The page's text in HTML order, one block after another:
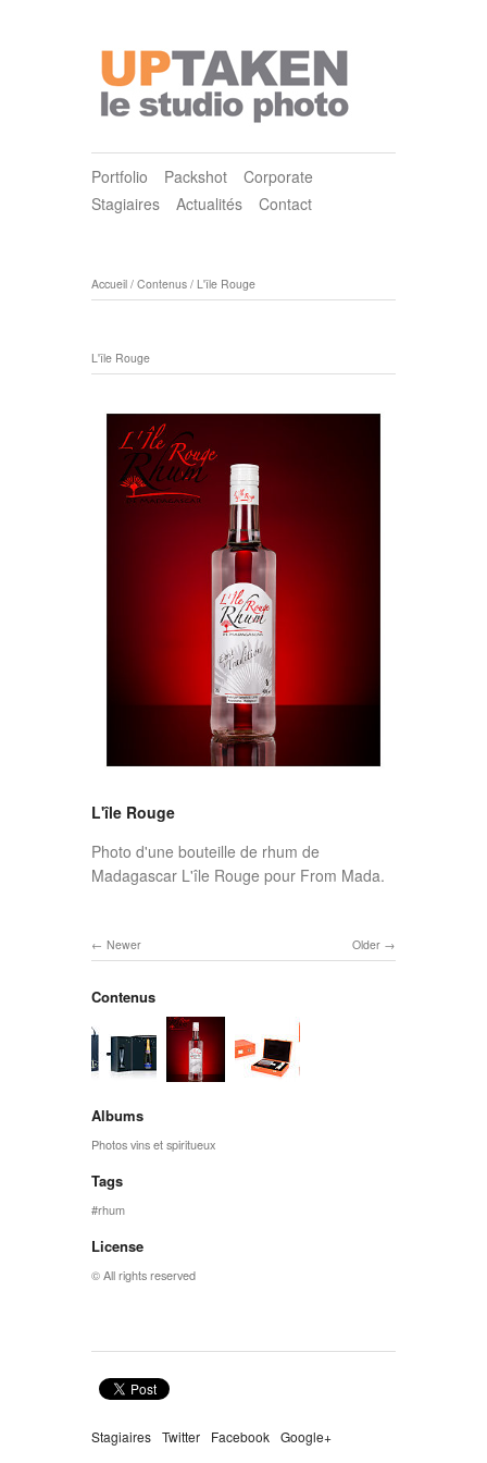
Portfolio Packshot
Corporate
Stagiaires
Actualités Contact
Accueil / Contenus / L'île Rouge
L'île Rouge
L'île Rouge
Photo d'une bouteille de rhum de
Madagascar L'île Rouge pour From Mada.
Older
Newer
Contenus
Albums
Photos vins et spiritueux
Tags
rhum
License
© All rights reserved
Stagiaires Twitter Facebook Google+